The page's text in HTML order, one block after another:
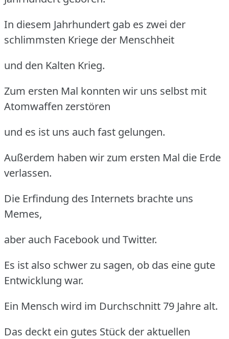
In diesem Jahrhundert gab es zwei der
schlimmsten Kriege der Menschheit
und den Kalten Krieg.
Zum ersten Mal konnten wir uns selbst mit
Atomwaffen zerstören
und es ist uns auch fast gelungen.
Außerdem haben wir zum ersten Mal die Erde
verlassen.
Die Erfindung des Internets brachte uns
Memes,
aber auch Facebook und Twitter.
Es ist also schwer zu sagen, ob das eine gute
Entwicklung war.
Ein Mensch wird im Durchschnitt 79 Jahre alt.
Das deckt ein gutes Stück der aktuellen